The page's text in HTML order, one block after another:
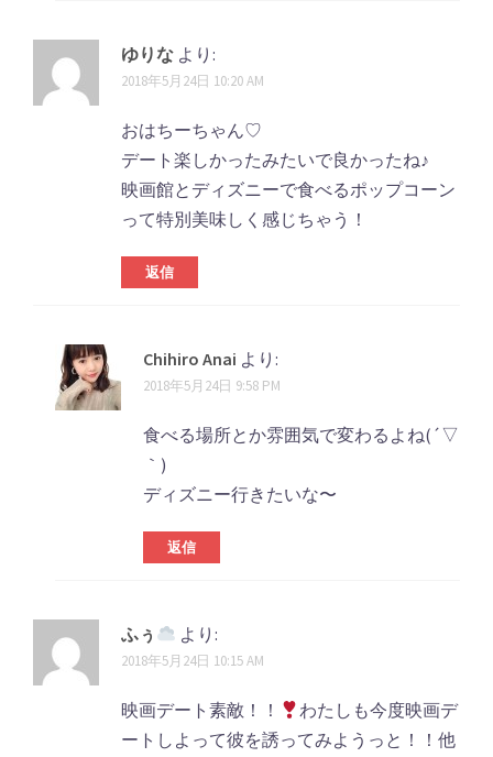
ゆりな より:
2018年5月24日 10:20 AM
おはちーちゃん♡
デート楽しかったみたいで良かったね♪
映画館とディズニーで食べるポップコーン
って特別美味しく感じちゃう！
返信
Chihiro Anai より:
2018年5月24日 9:58 PM
食べる場所とか雰囲気で変わるよね(´▽
｀)
ディズニー行きたいな〜
返信
ふぅ より:
2018年5月24日 10:15 AM
映画デート素敵！！
わたしも今度映画デ
ートしよって彼を誘ってみようっと！！他